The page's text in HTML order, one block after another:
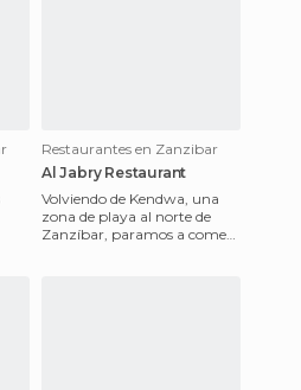
Restaurantes en Zanzibar
Al Jabry Restaurant
Volviendo de Kendwa, una
zona de playa al norte de
Zanzíbar, paramos a comer